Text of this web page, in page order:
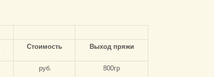
Стоимость Выход пряжи
руб. 800гр